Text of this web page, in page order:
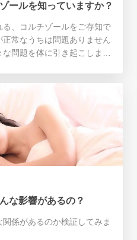
ールを知っていますか？
、コルチゾールをご存知で
常なうちは問題ありません
問題を体に引き起こしま
な影響があるの？
係があるのか検証してみま